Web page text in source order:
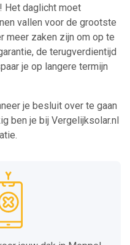
Het daglicht moet
vallen voor de grootste
meer zaken zijn om op te
de terugverdientijd
je op langere termijn
je besluit over te gaan
ben je bij Vergelijksolar.nl